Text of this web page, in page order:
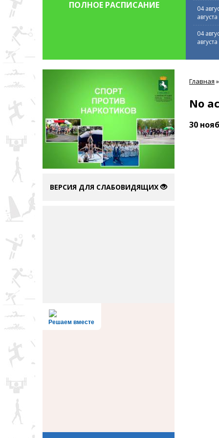
ПОЛНОЕ РАСПИСАНИЕ 04
августа
04
августа
ВЕРСИЯ ДЛЯ СЛАБОВИДЯЩИХ
Решаем вместе
здесь
Главная »
No
30